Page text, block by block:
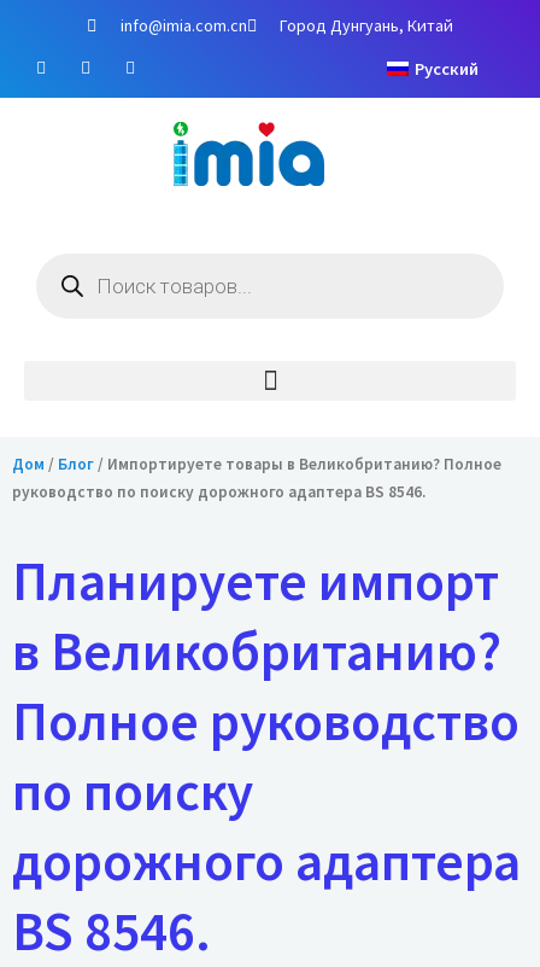
содержимому
info@imia.com.cn Город Дунгуань, Китай
Ф
е
й
Y
o
u
И
н
с
Русский
Дом / Блог/ Импортируете товары в Великобританию? Полное
руководство по поиску дорожного адаптера BS 8546.
Планируете импорт
в Великобританию?
Полное руководство
по поиску
дорожного адаптера
BS 8546.